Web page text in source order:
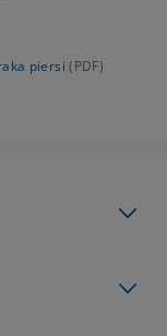
piersi (PDF)